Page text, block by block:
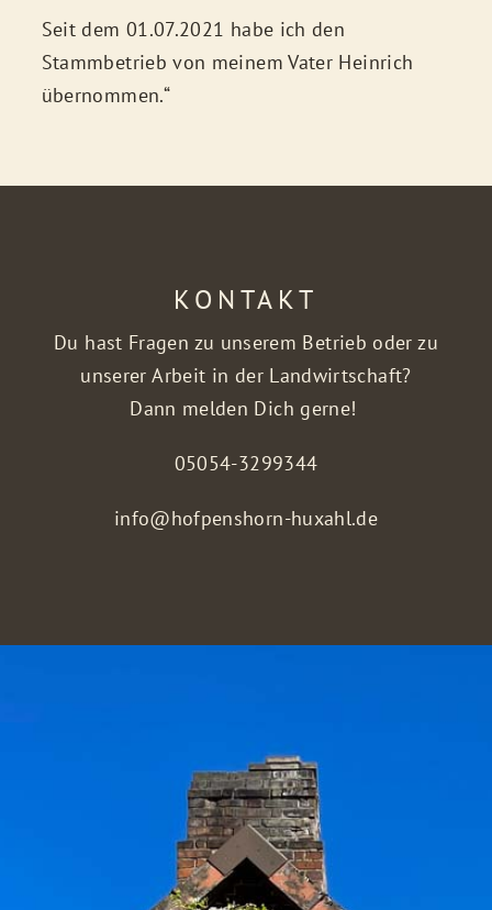
Seit dem 01.07.2021 habe ich den
Stammbetrieb von meinem Vater Heinrich
übernommen.“
KONTAKT
Du hast Fragen zu unserem Betrieb oder zu
unserer Arbeit in der Landwirtschaft?
Dann melden Dich gerne!
05054-3299344
info@hofpenshorn-huxahl.de